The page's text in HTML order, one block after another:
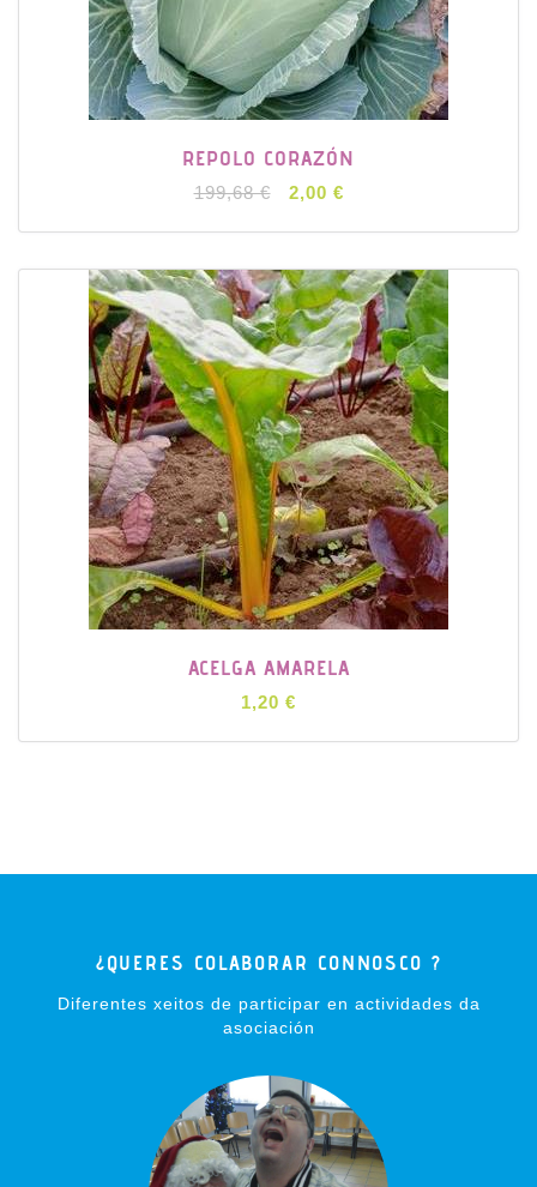
REPOLO CORAZÓN
199,68 € 2,00 €
ACELGA AMARELA
1,20 €
¿QUERES COLABORAR CONNOSCO ?
Diferentes xeitos de participar en actividades da
asociación